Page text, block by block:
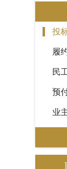
投
履
民
预
业